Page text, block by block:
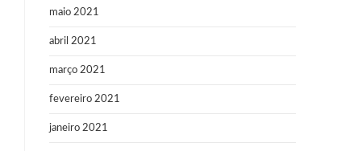
maio 2021
abril 2021
março 2021
fevereiro 2021
janeiro 2021